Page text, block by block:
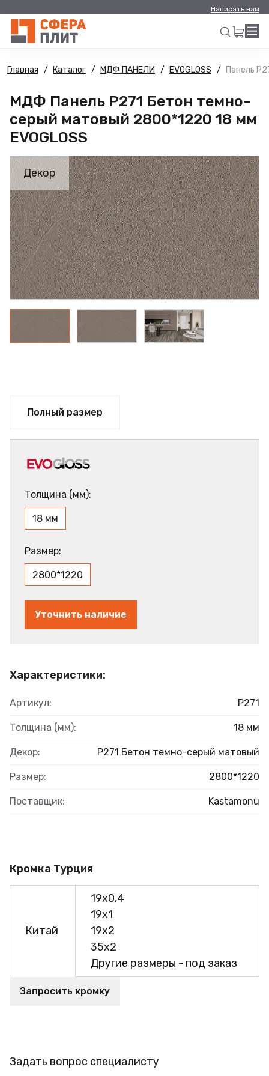
Написать нам
Искать
Главная Каталог МДФ ПАНЕЛИ EVOGLOSS Панель
МДФ Панель Р271 Бетон темно-
серый матовый 2800*1220 18 мм
EVOGLOSS
Декор
Полный размер
Характеристики:
Артикул: Р271
Толщина (мм): 18 мм
Декор: Р271 Бетон темно-серый матовый
Размер: 2800*1220
Поставщик: Kastamonu
Толщина (мм):
18 мм
Размер:
2800*1220
Уточнить наличие
Кромка Турция
Китай
19х0,4
19х1
19х2
35х2
Другие размеры - под заказ
Запросить кромку
Задать вопрос специалисту